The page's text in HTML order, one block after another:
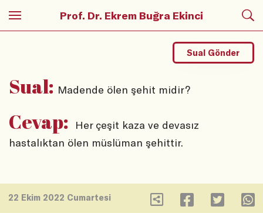
Prof. Dr. Ekrem Buğra Ekinci
Sual: Madende ölen şehit midir?
Sual Gönder
Cevap:
Her çeşit kaza ve devasız
hastalıktan ölen müslüman şehittir.
22 Ekim 2022 Cumartesi